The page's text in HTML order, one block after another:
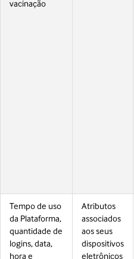
vacinação
Tempo de uso
da Plataforma,
quantidade de
logins, data,
Atributos
associados
aos seus
dispositivos